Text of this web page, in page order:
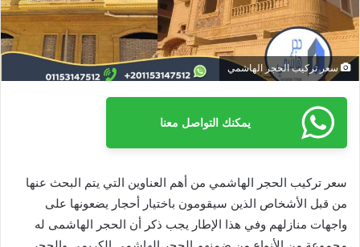
إ
ل
ت
ي
سعر تركيب الحجر الهاشمي
يمكنك التواصل معنا
سعر تركيب الحجر الهاشمي من أهم العناوين التي يتم البحث عنها
من قبل الأشخاص الذين سيقومون باختيار أحجار يضعونها على
واجهات منازلهم وفي هذا الإطار يجب ذكر أن الحجر الهاشمى له